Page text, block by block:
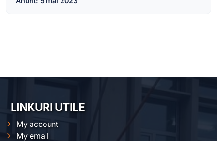
LINKURI UTILE
My account
My email